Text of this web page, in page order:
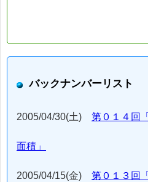
バックナンバーリスト
2005/04/30(土) 第０１４回
面積」
2005/04/15(金) 第０１３回